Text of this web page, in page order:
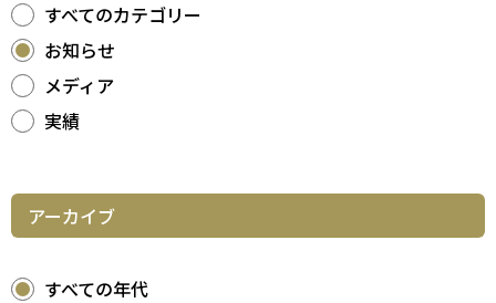
すべてのカテゴリー
お知らせ
メディア
実績
アーカイブ
すべての年代